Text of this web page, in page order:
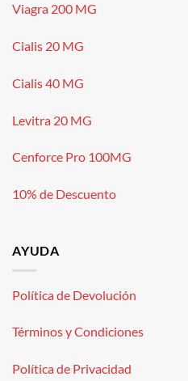
Viagra 200 MG
Cialis 20 MG
Cialis 40 MG
Levitra 20 MG
Cenforce Pro 100MG
10% de Descuento
AYUDA
Política de Devolución
Términos y Condiciones
Política de Privacidad